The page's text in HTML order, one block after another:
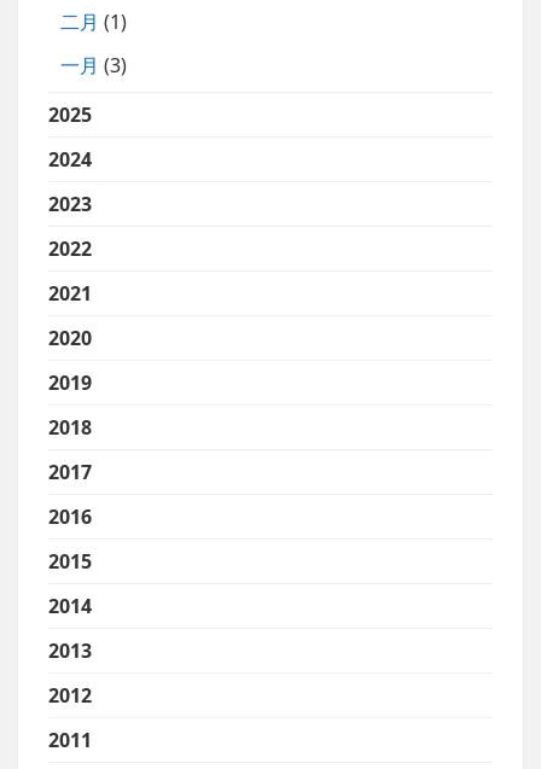
二月 (1)
一月 (3)
2025
2024
2023
2022
2021
2020
2019
2018
2017
2016
2015
2014
2013
2012
2011